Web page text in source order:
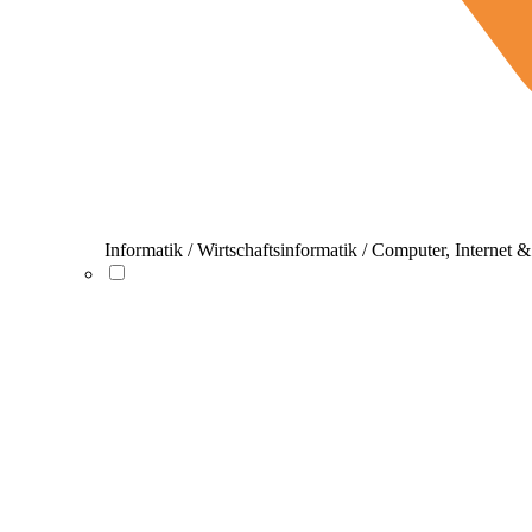
Informatik / Wirtschaftsinformatik / Computer, Internet